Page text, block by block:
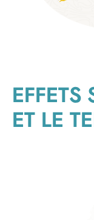
EFFETS
ET LE